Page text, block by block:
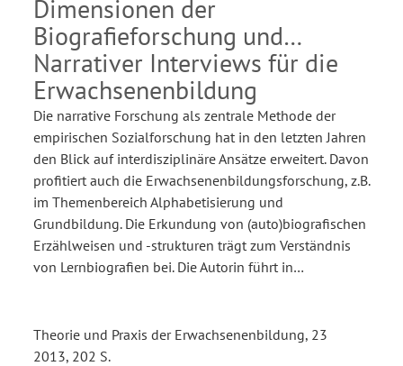
Dimensionen der
Biografieforschung und
Narrativer Interviews für die
Erwachsenenbildung
Die narrative Forschung als zentrale Methode der
empirischen Sozialforschung hat in den letzten Jahren
den Blick auf interdisziplinäre Ansätze erweitert. Davon
profitiert auch die Erwachsenenbildungsforschung, z.B.
im Themenbereich Alphabetisierung und
Grundbildung. Die Erkundung von (auto)biografischen
Erzählweisen und -strukturen trägt zum Verständnis
von Lernbiografien bei. Die Autorin führt in…
Theorie und Praxis der Erwachsenenbildung, 23
2013, 202 S.